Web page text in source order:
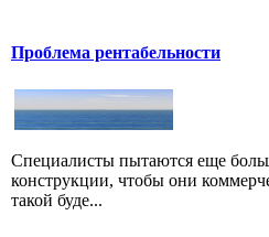
Проблема рентабельности
Специалисты пытаются еще
конструкции, чтобы они
такой буде...